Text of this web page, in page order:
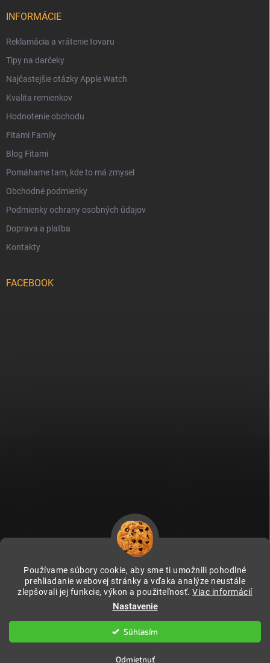
Používame súbory cookie, aby sme ti umožnili pohodlné
prehliadanie webovej stránky a vďaka analýze neustále
zlepšovali jej funkcie, výkon a použiteľnosť.Viac informácií
Nastavenie
Odmietnuť
Súhlasím
INFORMÁCIE
Reklamácia a vrátenie tovaru
Tipy na darčeky
Najčastejšie otázky Apple Watch
Kvalita remienkov
Hodnotenie obchodu
Fitami Family
Blog Fitami
Pomáhame tam, kde to má zmysel
Obchodné podmienky
Podmienky ochrany osobných údajov
Doprava a platba
Kontakty
FACEBOOK
Fitami.cz Fitami.hu
Vytvoril Shoptet
Copyright 2026FITAMI.sk. Všetky práva vyhradené.